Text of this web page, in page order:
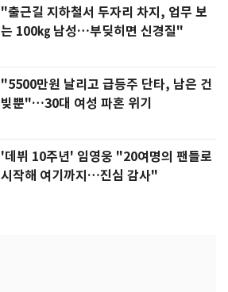
"출근길 지하철서 두자리 차지, 업무 보
는 100㎏ 남성…부딪히면 신경질"
"5500만원 날리고 급등주 단타, 남은 건
빚뿐"…30대 여성 파혼 위기
'데뷔 10주년' 임영웅 "20여명의 팬들로
시작해 여기까지…진심 감사"